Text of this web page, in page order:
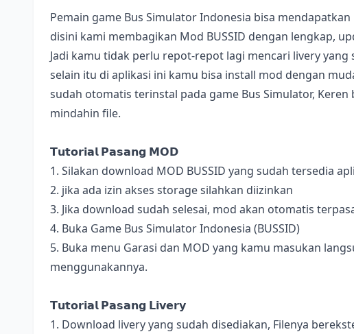
Pemain game Bus Simulator Indonesia bisa
disini kami membagikan Mod BUSSID dengan lengkap,
Jadi kamu tidak perlu repot-repot lagi mencari livery
selain itu di aplikasi ini kamu bisa install mod dengan
sudah otomatis terinstal pada game Bus Simulator,
mindahin file.
𝗧𝘂𝘁𝗼𝗿𝗶𝗮𝗹 𝗣𝗮𝘀𝗮𝗻𝗴 𝗠𝗢𝗗
1. Silakan download MOD BUSSID yang sudah tersedia
2. jika ada izin akses storage silahkan diizinkan
3. Jika download sudah selesai, mod akan otomatis
4. Buka Game Bus Simulator Indonesia (BUSSID)
5. Buka menu Garasi dan MOD yang kamu masukan
menggunakannya.
𝗧𝘂𝘁𝗼𝗿𝗶𝗮𝗹 𝗣𝗮𝘀𝗮𝗻𝗴 𝗟𝗶𝘃𝗲𝗿𝘆
1. Download livery yang sudah disediakan, Filenya